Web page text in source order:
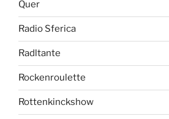
Quer
Radio Sferica
Radltante
Rockenroulette
Rottenkinckshow